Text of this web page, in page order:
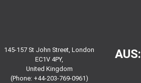
145-157 St John Street, London
EC1V 4PY,
United Kingdom
(Phone: +44-203-769-0961)
AUS: